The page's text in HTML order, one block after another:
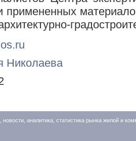
примененных
Николаева
аналитика, статистика рынка жилой и